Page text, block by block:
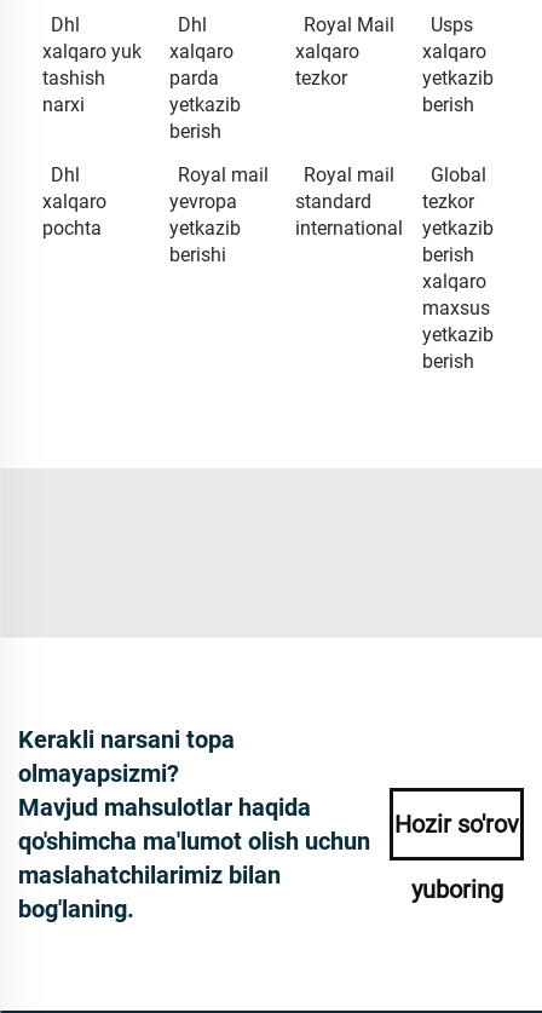
Dhl
xalqaro yuk
tashish
narxi
Dhl
xalqaro
parda
yetkazib
berish
Royal Mail
xalqaro
tezkor
Usps
xalqaro
yetkazib
berish
Dhl
xalqaro
pochta
Royal mail
yevropa
yetkazib
berishi
Royal mail
standard
international
Global
tezkor
yetkazib
berish
xalqaro
maxsus
yetkazib
berish
Kerakli narsani topa
olmayapsizmi?
Mavjud mahsulotlar haqida
qo'shimcha ma'lumot olish uchun
maslahatchilarimiz bilan
bog'laning.
Hozir so'rov
yuboring